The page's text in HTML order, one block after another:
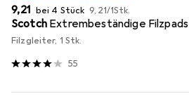
EUR
9,21 bei 4 Stück EUR
9,21/1Stk.
Scotch Extrembeständige Filzpads
Filzgleiter, 1 Stk.
55